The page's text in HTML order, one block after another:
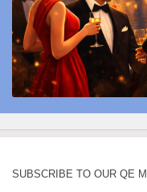
SUBSCRIBE TO OUR QE